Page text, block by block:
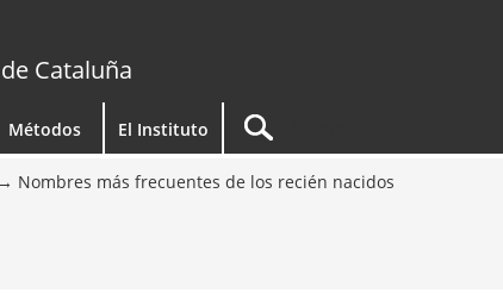
Cataluña
Métodos El Instituto
Nombres más frecuentes de los recién nacidos